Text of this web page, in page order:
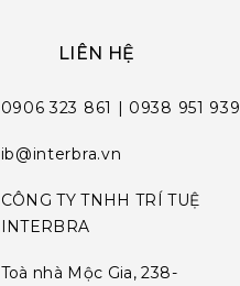
LIÊN HỆ
0906 323 861 | 0938 951 939
ib@interbra.vn
CÔNG TY TNHH TRÍ TUỆ
INTERBRA
Toà nhà Mộc Gia, 238-